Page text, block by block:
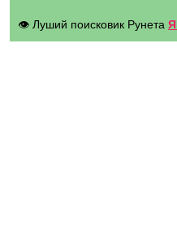
👁 Луший поисковик Рунета